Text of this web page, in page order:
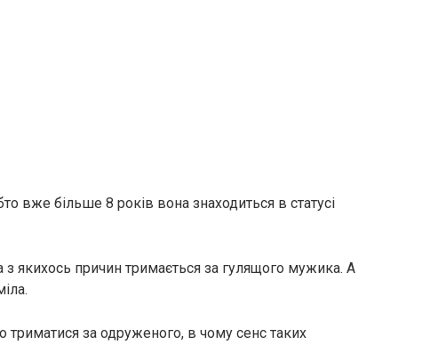
вже більше 8 років вона знаходиться в статусі
якихось причин тримається за гулящого мужика. А
триматися за одруженого, в чому сенс таких